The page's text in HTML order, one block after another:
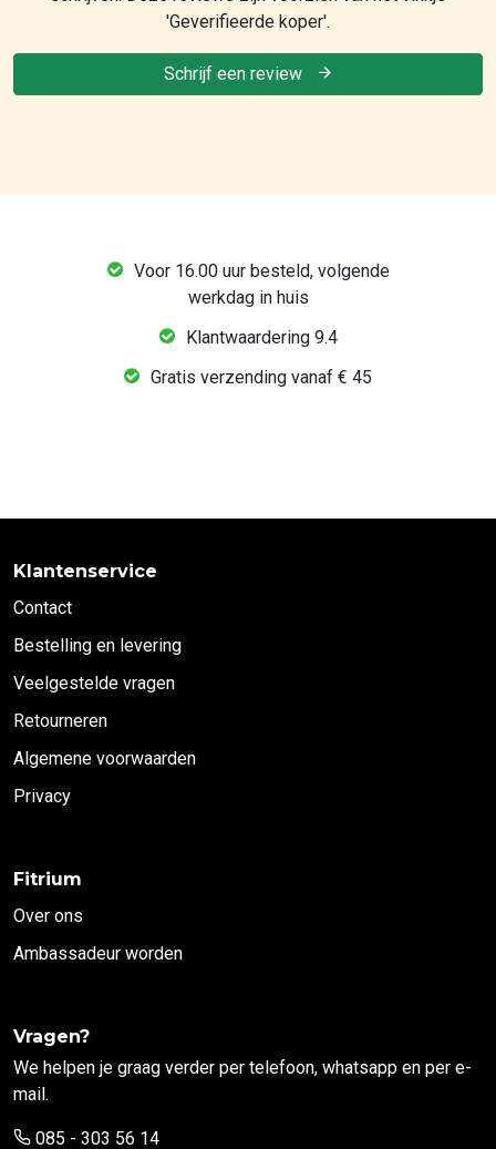
'Geverifieerde koper'.
Schrijf een review
Voor 16.00 uur besteld, volgende
werkdag in huis
Klantwaardering 9.4
Gratis verzending vanaf € 45
Klantenservice
Contact
Bestelling en levering
Veelgestelde vragen
Retourneren
Algemene voorwaarden
Privacy
Fitrium
Over ons
Ambassadeur worden
Vragen?
We helpen je graag verder per telefoon, whatsapp en per e-
mail.
085 - 303 56 14